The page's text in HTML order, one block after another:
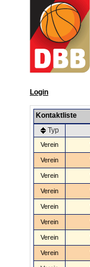
Login
Kontaktliste
Typ
Verein
Verein
Verein
Verein
Verein
Verein
Verein
Verein